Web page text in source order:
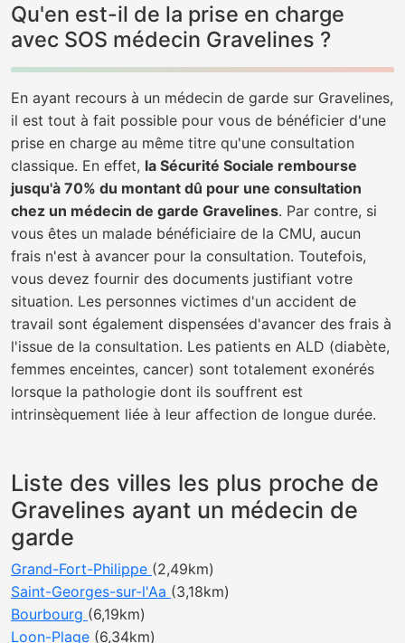
Qu'en est-il de la prise en charge
avec SOS médecin Gravelines ?
En ayant recours à un médecin de garde sur Gravelines,
il est tout à fait possible pour vous de bénéficier d'une
prise en charge au même titre qu'une consultation
classique. En effet, la Sécurité Sociale rembourse
jusqu'à 70% du montant dû pour une consultation
chez un médecin de garde Gravelines. Par contre, si
vous êtes un malade bénéficiaire de la CMU, aucun
frais n'est à avancer pour la consultation. Toutefois,
vous devez fournir des documents justifiant votre
situation. Les personnes victimes d'un accident de
travail sont également dispensées d'avancer des frais à
l'issue de la consultation. Les patients en ALD (diabète,
femmes enceintes, cancer) sont totalement exonérés
lorsque la pathologie dont ils souffrent est
intrinsèquement liée à leur affection de longue durée.
Liste des villes les plus proche de
Gravelines ayant un médecin de
garde
Grand-Fort-Philippe (2,49km)
Saint-Georges-sur-l'Aa (3,18km)
Bourbourg (6,19km)
Loon-Plage (6,34km)